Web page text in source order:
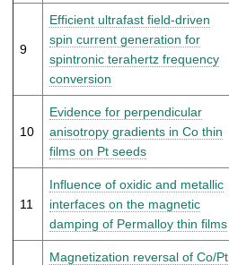
9
Efficient ultrafast field-driven
spin current generation for
spintronic terahertz frequency
conversion
10
Evidence for perpendicular
anisotropy gradients in Co thin
films on Pt seeds
11
Influence of oxidic and metallic
interfaces on the magnetic
damping of Permalloy thin films
Magnetization reversal of Co/Pt